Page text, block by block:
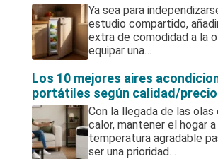
Ya sea para
estudio compartido,
extra de comodidad a la
equipar una…
Los 10 mejores aires
portátiles según calidad/precio
Con la llegada de las olas
calor, mantener el hogar a
temperatura agradable
ser una prioridad…